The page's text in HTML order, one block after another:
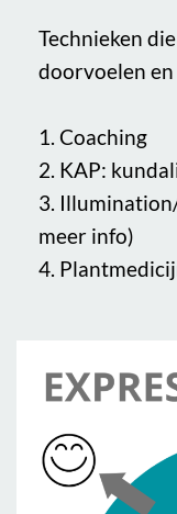
Technieken
doorvoelen
1. Coaching
2. KAP:
3.
meer info)
4.